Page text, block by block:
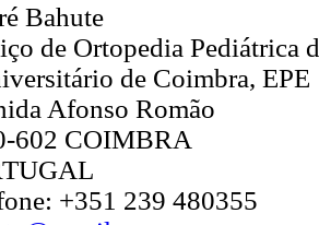
Bahute
de Ortopedia Pediátrica
de Coimbra, EPE
Afonso Romão
602 COIMBRA
+351 239 480355